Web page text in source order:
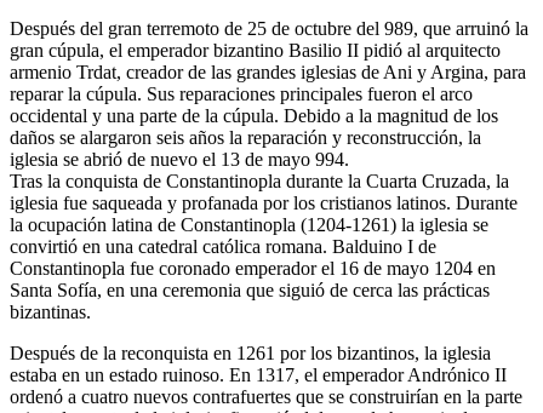
Después del gran terremoto de 25 de octubre del 989, que arruinó la
gran cúpula, el emperador bizantino Basilio II pidió al arquitecto
armenio Trdat, creador de las grandes iglesias de Ani y Argina, para
reparar la cúpula. Sus reparaciones principales fueron el arco
occidental y una parte de la cúpula. Debido a la magnitud de los
daños se alargaron seis años la reparación y reconstrucción, la
iglesia se abrió de nuevo el 13 de mayo 994.
Tras la conquista de Constantinopla durante la Cuarta Cruzada, la
iglesia fue saqueada y profanada por los cristianos latinos. Durante
la ocupación latina de Constantinopla (1204-1261) la iglesia se
convirtió en una catedral católica romana. Balduino I de
Constantinopla fue coronado emperador el 16 de mayo 1204 en
Santa Sofía, en una ceremonia que siguió de cerca las prácticas
bizantinas.
Después de la reconquista en 1261 por los bizantinos, la iglesia
estaba en un estado ruinoso. En 1317, el emperador Andrónico II
ordenó a cuatro nuevos contrafuertes que se construirían en la parte